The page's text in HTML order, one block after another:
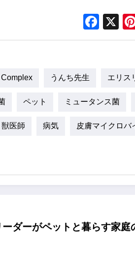
X
Complex うんち先生 エリス
ペット ミュータンス菌
獣医師 病気 皮膚マイクロバ
ダーがペットと暮らす家